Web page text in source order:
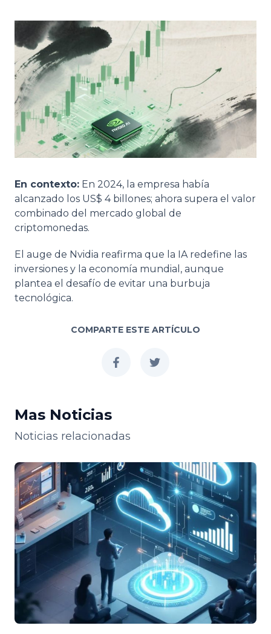
En contexto: En 2024, la empresa había
alcanzado los US$ 4 billones; ahora supera el valor
combinado del mercado global de
criptomonedas.
El auge de Nvidia reafirma que la IA redefine las
inversiones y la economía mundial, aunque
plantea el desafío de evitar una burbuja
tecnológica.
COMPARTE ESTE ARTÍCULO
facebooktwitter
Mas Noticias
Noticias relacionadas